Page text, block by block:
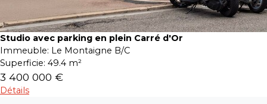
Studio avec parking en plein Carré d'Or
Immeuble: Le Montaigne B/C
Superficie: 49.4 m²
3 400 000 €
Détails